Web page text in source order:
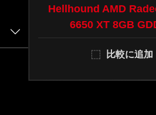
Hellhound AMD
6650 XT 8GB
比較に追加